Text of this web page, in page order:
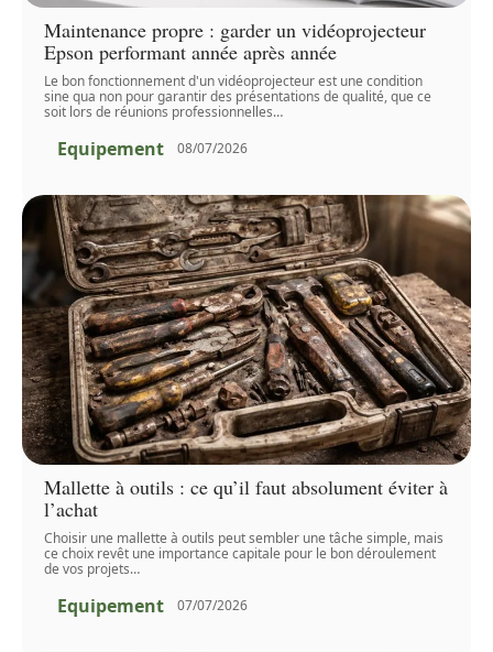
Maintenance propre : garder un vidéoprojecteur
Epson performant année après année
Le bon fonctionnement d'un vidéoprojecteur est une condition
sine qua non pour garantir des présentations de qualité, que ce
soit lors de réunions professionnelles…
Equipement 08/07/2026
Mallette à outils : ce qu’il faut absolument éviter à
l’achat
Choisir une mallette à outils peut sembler une tâche simple, mais
ce choix revêt une importance capitale pour le bon déroulement
de vos projets…
Equipement 07/07/2026